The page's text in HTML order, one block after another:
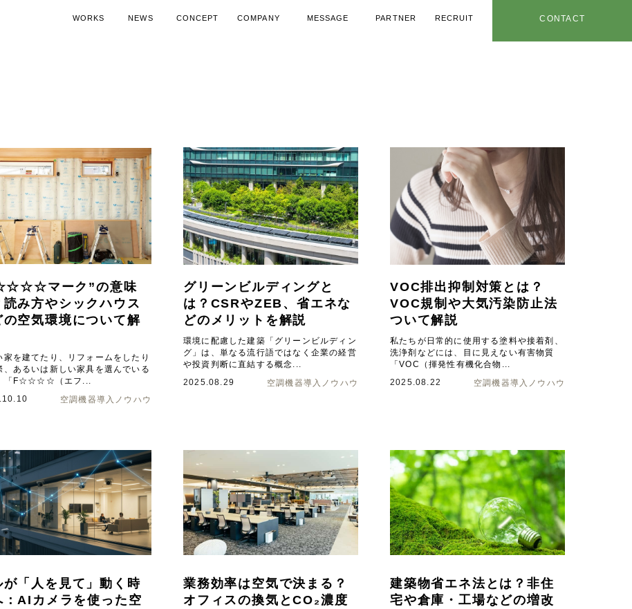
WORKS
NEWS
CONCEPT
COMPANY
MESSAGE
PARTNER
RECRUIT
CONTACT
マーク”の意味
読み方やシックハウス
の空気環境について解
家を建てたり、リフォームをしたり
、あるいは新しい家具を選んでいる
「F☆☆☆☆（エフ...
空調機器導入ノウハウ
グリーンビルディングと
は？CSRやZEB、省エネな
どのメリットを解説
環境に配慮した建築「グリーンビルディン
グ」は、単なる流行語ではなく企業の経営
や投資判断に直結する概念...
2025.08.29
空調機器導入ノウハウ
VOC排出抑制対策とは？
VOC規制や大気汚染防止法
ついて解説
私たちが日常的に使用する塗料や接着剤、
洗浄剤などには、目に見えない有害物質
「VOC（揮発性有機化合物...
2025.08.22
空調機器導入ノウハウ
が「人を見て」動く時
：AIカメラを使った空
業務効率は空気で決まる？
オフィスの換気とCO₂濃度
建築物省エネ法とは？非住
宅や倉庫・工場などの増改